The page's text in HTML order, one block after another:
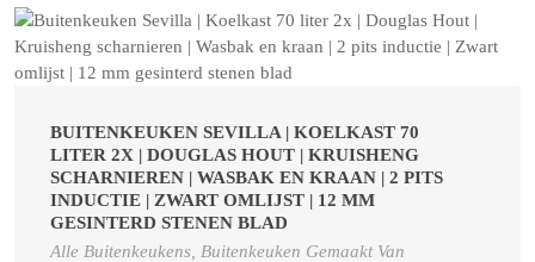
BUITENKEUKEN SEVILLA | KOELKAST 70
LITER 2X | DOUGLAS HOUT | KRUISHENG
SCHARNIEREN | WASBAK EN KRAAN | 2 PITS
INDUCTIE | ZWART OMLIJST | 12 MM
GESINTERD STENEN BLAD
Alle Buitenkeukens, Buitenkeuken Gemaakt Van